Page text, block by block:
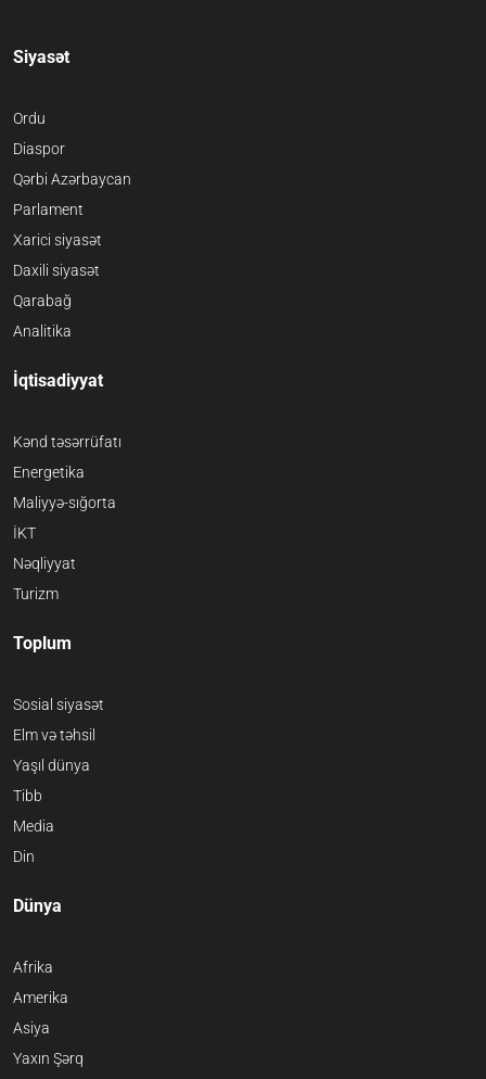
Siyasət
Ordu
Diaspor
Qərbi Azərbaycan
Parlament
Xarici siyasət
Daxili siyasət
Qarabağ
Analitika
İqtisadiyyat
Kənd təsərrüfatı
Energetika
Maliyyə-sığorta
İKT
Nəqliyyat
Turizm
Toplum
Sosial siyasət
Elm və təhsil
Yaşıl dünya
Tibb
Media
Din
Dünya
Afrika
Amerika
Asiya
Yaxın Şərq